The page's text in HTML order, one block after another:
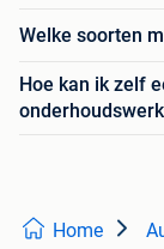
Welke soorten
Hoe kan ik zelf
Home